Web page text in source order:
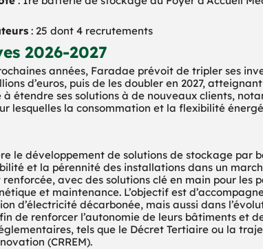
: 25 dont 4 recrutements
2026-2027
années, Faradae prévoit de tripler ses
d’euros, puis de les doubler en 2027, atteignant
à étendre ses solutions à de nouveaux clients,
lesquelles la consommation et la flexibilité
le développement de solutions de stockage par
et la pérennité des installations dans un
avec des solutions clé en main pour les
et maintenance. L’objectif est
d’électricité décarbonée, mais aussi dans
de renforcer l’autonomie de leurs bâtiments et
tels que le Décret Tertiaire ou la
(CRREM).